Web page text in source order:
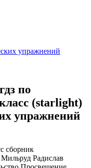
упражнений
по
(starlight)
упражнений